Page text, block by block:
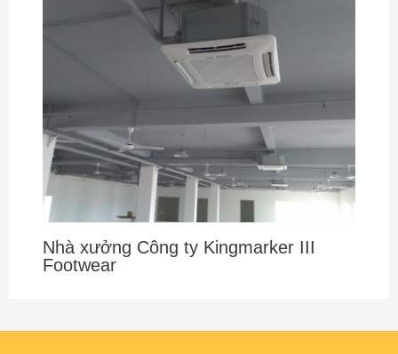
Nhà xưởng Công ty Kingmarker III
Footwear